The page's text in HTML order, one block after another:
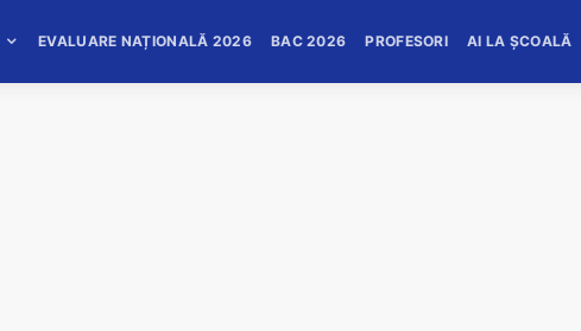
EVALUARE NAȚIONALĂ 2026 BAC 2026 PROFESORI AI LA ȘCOALĂ